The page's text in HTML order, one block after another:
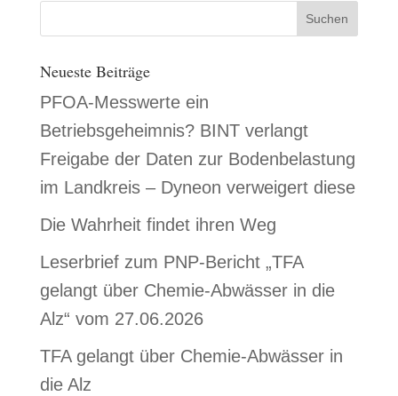
Neueste Beiträge
PFOA-Messwerte ein
Betriebsgeheimnis? BINT verlangt
Freigabe der Daten zur Bodenbelastung
im Landkreis – Dyneon verweigert diese
Die Wahrheit findet ihren Weg
Leserbrief zum PNP-Bericht „TFA
gelangt über Chemie-Abwässer in die
Alz“ vom 27.06.2026
TFA gelangt über Chemie-Abwässer in
die Alz